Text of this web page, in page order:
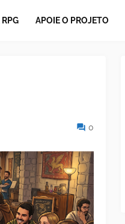
APOIE O PROJETO
0